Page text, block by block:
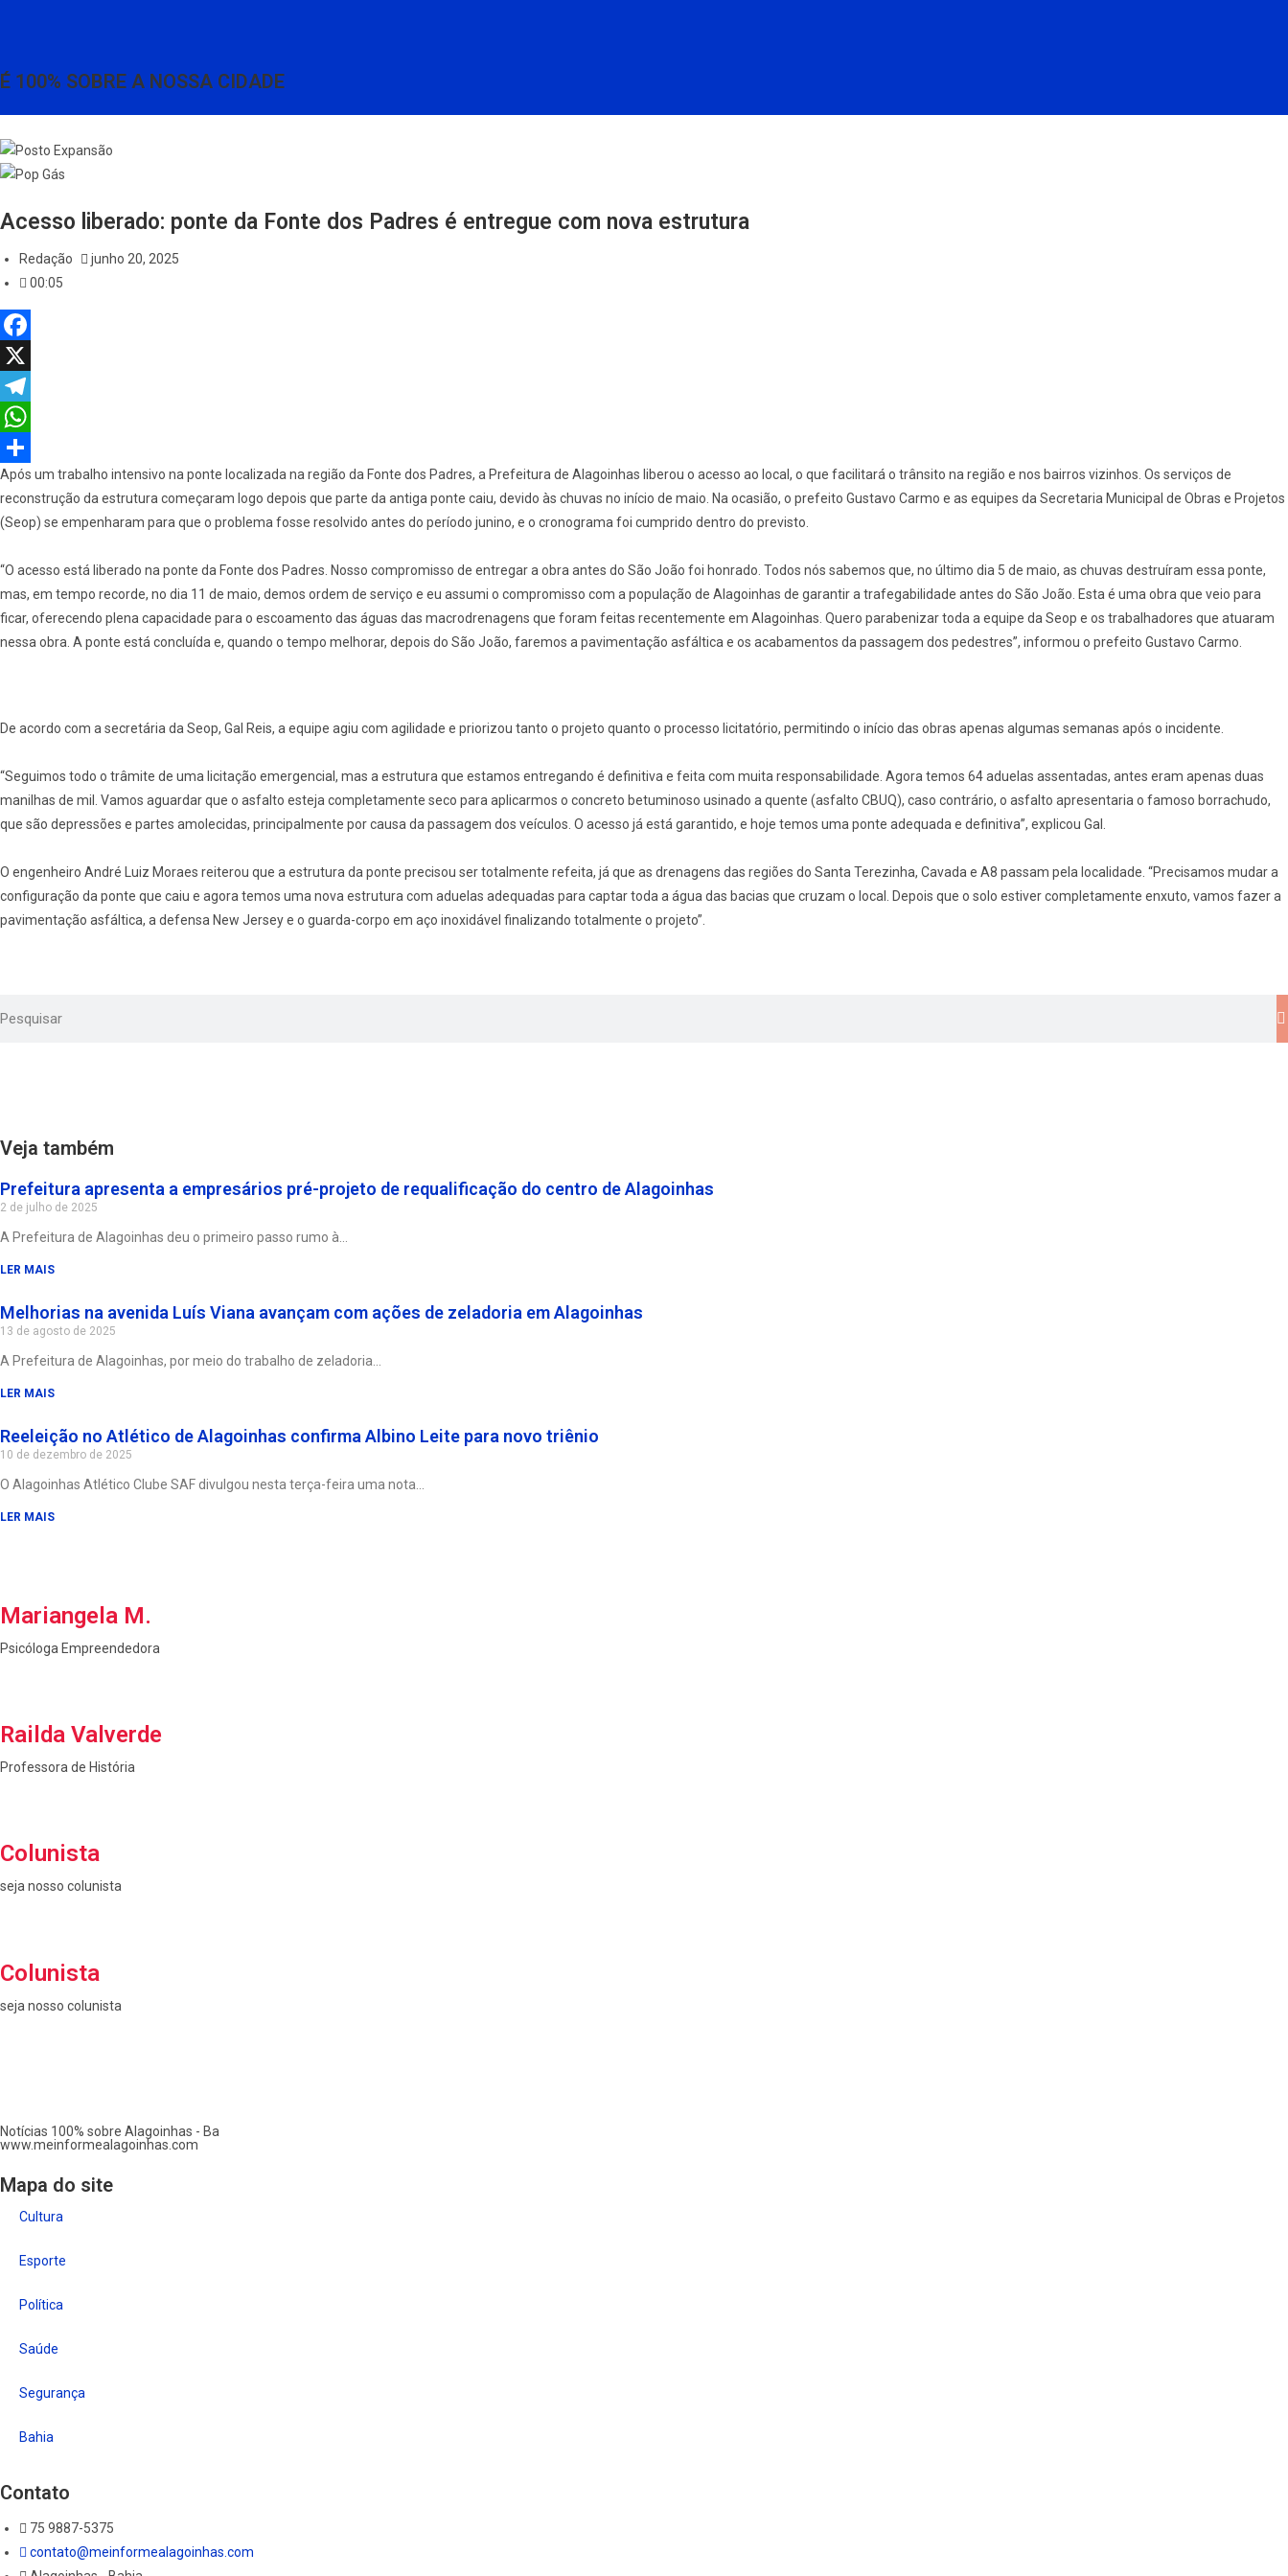
É 100% SOBRE A NOSSA CIDADE
Acesso liberado: ponte da Fonte dos Padres é entregue com nova estrutura
Redação
junho 20, 2025
00:05
a
c
e
b
k
X
T
e
l
r
a
W
h
s
A
S
r
e
Após um trabalho intensivo na ponte localizada na região da Fonte dos Padres, a Prefeitura de Alagoinhas liberou o acesso ao local, o que facilitará o trânsito na região e nos bairros vizinhos. Os serviços de
reconstrução da estrutura começaram logo depois que parte da antiga ponte caiu, devido às chuvas no início de maio. Na ocasião, o prefeito Gustavo Carmo e as equipes da Secretaria Municipal de Obras e Projetos
(Seop) se empenharam para que o problema fosse resolvido antes do período junino, e o cronograma foi cumprido dentro do previsto.
“O acesso está liberado na ponte da Fonte dos Padres. Nosso compromisso de entregar a obra antes do São João foi honrado. Todos nós sabemos que, no último dia 5 de maio, as chuvas destruíram essa ponte,
mas, em tempo recorde, no dia 11 de maio, demos ordem de serviço e eu assumi o compromisso com a população de Alagoinhas de garantir a trafegabilidade antes do São João. Esta é uma obra que veio para
ficar, oferecendo plena capacidade para o escoamento das águas das macrodrenagens que foram feitas recentemente em Alagoinhas. Quero parabenizar toda a equipe da Seop e os trabalhadores que atuaram
nessa obra. A ponte está concluída e, quando o tempo melhorar, depois do São João, faremos a pavimentação asfáltica e os acabamentos da passagem dos pedestres”, informou o prefeito Gustavo Carmo.
De acordo com a secretária da Seop, Gal Reis, a equipe agiu com agilidade e priorizou tanto o projeto quanto o processo licitatório, permitindo o início das obras apenas algumas semanas após o incidente.
“Seguimos todo o trâmite de uma licitação emergencial, mas a estrutura que estamos entregando é definitiva e feita com muita responsabilidade. Agora temos 64 aduelas assentadas, antes eram apenas duas
manilhas de mil. Vamos aguardar que o asfalto esteja completamente seco para aplicarmos o concreto betuminoso usinado a quente (asfalto CBUQ), caso contrário, o asfalto apresentaria o famoso borrachudo,
que são depressões e partes amolecidas, principalmente por causa da passagem dos veículos. O acesso já está garantido, e hoje temos uma ponte adequada e definitiva”, explicou Gal.
O engenheiro André Luiz Moraes reiterou que a estrutura da ponte precisou ser totalmente refeita, já que as drenagens das regiões do Santa Terezinha, Cavada e A8 passam pela localidade. “Precisamos mudar a
configuração da ponte que caiu e agora temos uma nova estrutura com aduelas adequadas para captar toda a água das bacias que cruzam o local. Depois que o solo estiver completamente enxuto, vamos fazer a
pavimentação asfáltica, a defensa New Jersey e o guarda-corpo em aço inoxidável finalizando totalmente o projeto”.
Veja também
Prefeitura apresenta a empresários pré-projeto de requalificação do centro de Alagoinhas
2 de julho de 2025
A Prefeitura de Alagoinhas deu o primeiro passo rumo à
LER MAIS
Melhorias na avenida Luís Viana avançam com ações de zeladoria em Alagoinhas
13 de agosto de 2025
A Prefeitura de Alagoinhas, por meio do trabalho de zeladoria
LER MAIS
Reeleição no Atlético de Alagoinhas confirma Albino Leite para novo triênio
10 de dezembro de 2025
O Alagoinhas Atlético Clube SAF divulgou nesta terça-feira uma nota
LER MAIS
Mariangela M.
Psicóloga Empreendedora
Railda Valverde
Professora de História
Colunista
seja nosso colunista
Colunista
seja nosso colunista
Notícias 100% sobre Alagoinhas - Ba
www.meinformealagoinhas.com
Mapa do site
Cultura
Esporte
Política
Saúde
Segurança
Bahia
Contato
75 9887-5375
contato@meinformealagoinhas.com